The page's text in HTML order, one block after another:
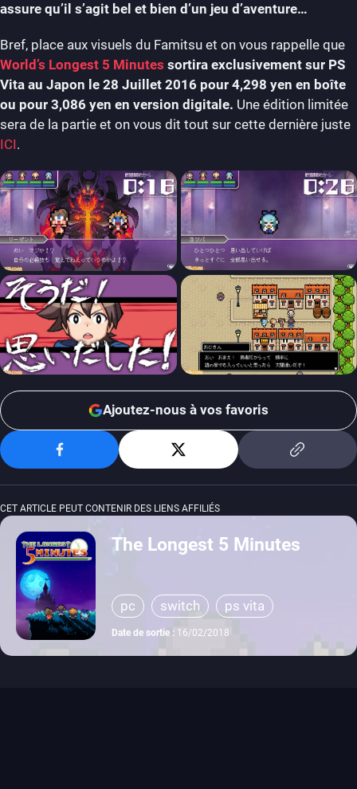
assure qu’il s’agit bel et bien d’un jeu d’aventure…
Bref, place aux visuels du Famitsu et on vous rappelle que
World’s Longest 5 Minutes sortira exclusivement sur PS
Vita au Japon le 28 Juillet 2016 pour 4,298 yen en boîte
ou pour 3,086 yen en version digitale. Une édition limitée
sera de la partie et on vous dit tout sur cette dernière juste
ICI.
Ajoutez-nous à vos favoris
CET ARTICLE PEUT CONTENIR DES LIENS AFFILIÉS
The Longest 5 Minutes
pc switch ps vita
Date de sortie : 16/02/2018